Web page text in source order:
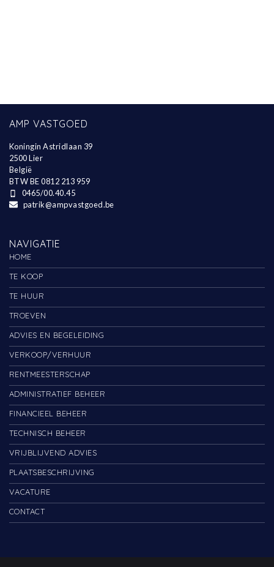
AMP VASTGOED
Koningin Astridlaan 39
2500 Lier
België
BTW BE 0812 213 959
0465/00.40.45
patrik@ampvastgoed.be
NAVIGATIE
HOME
TE KOOP
TE HUUR
TROEVEN
ADVIES EN BEGELEIDING
VERKOOP/VERHUUR
RENTMEESTERSCHAP
ADMINISTRATIEF BEHEER
FINANCIEEL BEHEER
TECHNISCH BEHEER
VRIJBLIJVEND ADVIES
PLAATSBESCHRIJVING
VACATURE
CONTACT